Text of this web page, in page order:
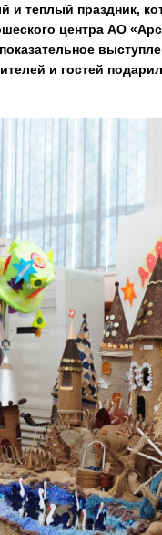
теплый праздник,
центра АО
и гостей